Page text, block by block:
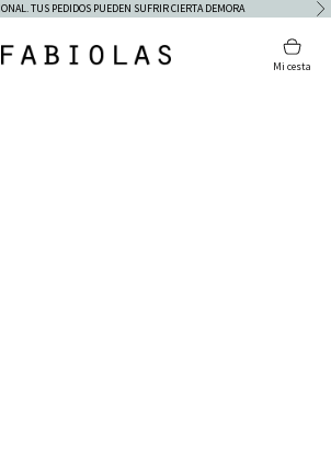
TUS PEDIDOS PUEDEN SUFRIR CIERTA DEMORA
Fabiolas Abrir
Mi cesta